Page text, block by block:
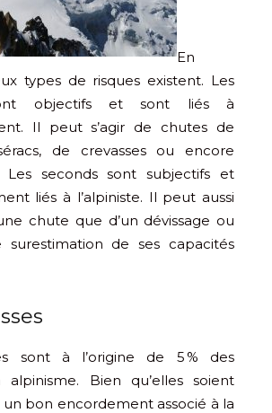
En
types de risques existent. Les
objectifs et sont liés à
Il peut s’agir de chutes de
de crevasses ou encore
Les seconds sont subjectifs et
liés à l’alpiniste. Il peut aussi
chute que d’un dévissage ou
surestimation de ses capacités
sont à l’origine de 5 % des
alpinisme. Bien qu’elles soient
un bon encordement associé à la